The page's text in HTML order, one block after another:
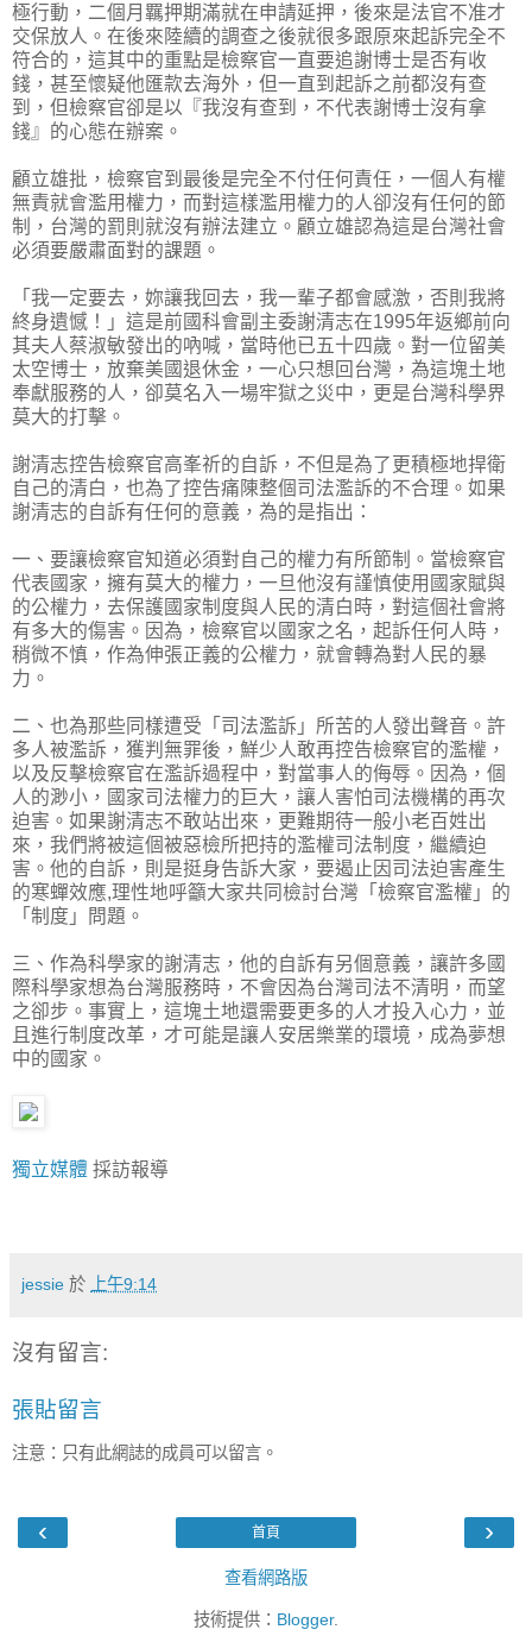
極行動，二個月羈押期滿就在申請延押，後來是法官不准才
交保放人。在後來陸續的調查之後就很多跟原來起訴完全不
符合的，這其中的重點是檢察官一直要追謝博士是否有收
錢，甚至懷疑他匯款去海外，但一直到起訴之前都沒有查
到，但檢察官卻是以『我沒有查到，不代表謝博士沒有拿
錢』的心態在辦案。
顧立雄批，檢察官到最後是完全不付任何責任，一個人有權
無責就會濫用權力，而對這樣濫用權力的人卻沒有任何的節
制，台灣的罰則就沒有辦法建立。顧立雄認為這是台灣社會
必須要嚴肅面對的課題。
「我一定要去，妳讓我回去，我一輩子都會感激，否則我將
終身遺憾！」這是前國科會副主委謝清志在1995年返鄉前向
其夫人蔡淑敏發出的吶喊，當時他已五十四歲。對一位留美
太空博士，放棄美國退休金，一心只想回台灣，為這塊土地
奉獻服務的人，卻莫名入一場牢獄之災中，更是台灣科學界
莫大的打擊。
謝清志控告檢察官高峯祈的自訴，不但是為了更積極地捍衛
自己的清白，也為了控告痛陳整個司法濫訴的不合理。如果
謝清志的自訴有任何的意義，為的是指出：
一、要讓檢察官知道必須對自己的權力有所節制。當檢察官
代表國家，擁有莫大的權力，一旦他沒有謹慎使用國家賦與
的公權力，去保護國家制度與人民的清白時，對這個社會將
有多大的傷害。因為，檢察官以國家之名，起訴任何人時，
稍微不慎，作為伸張正義的公權力，就會轉為對人民的暴
力。
二、也為那些同樣遭受「司法濫訴」所苦的人發出聲音。許
多人被濫訴，獲判無罪後，鮮少人敢再控告檢察官的濫權，
以及反擊檢察官在濫訴過程中，對當事人的侮辱。因為，個
人的渺小，國家司法權力的巨大，讓人害怕司法機構的再次
迫害。如果謝清志不敢站出來，更難期待一般小老百姓出
來，我們將被這個被惡檢所把持的濫權司法制度，繼續迫
害。他的自訴，則是挺身告訴大家，要遏止因司法迫害產生
的寒蟬效應,理性地呼籲大家共同檢討台灣「檢察官濫權」的
「制度」問題。
三、作為科學家的謝清志，他的自訴有另個意義，讓許多國
際科學家想為台灣服務時，不會因為台灣司法不清明，而望
之卻步。事實上，這塊土地還需要更多的人才投入心力，並
且進行制度改革，才可能是讓人安居樂業的環境，成為夢想
中的國家。
獨立媒體 採訪報導
jessie 於 上午9:14
沒有留言:
張貼留言
注意：只有此網誌的成員可以留言。
‹ ›
首頁
查看網路版
技術提供： Blogger.